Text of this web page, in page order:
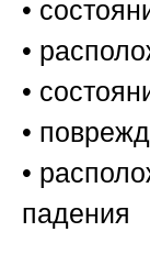
•
•
•
•
•
падения